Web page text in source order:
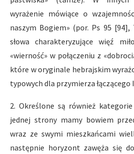
wyrażenie mówiące o
naszym Bogiem» (por. Ps 95 [94],
słowa charakteryzujące więź
«wierność» w połączeniu z
które w oryginale hebrajskim
typowych dla przymierza
2. Określone są również
jednej strony mamy bowiem
wraz ze swymi mieszkańcami
następnie horyzont zawęża się